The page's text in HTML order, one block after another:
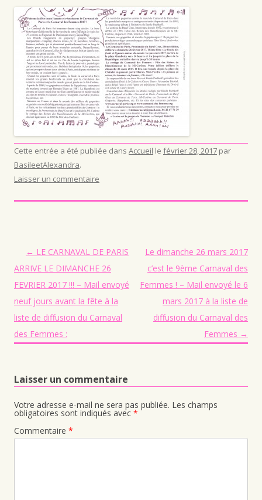
Cette entrée a été publiée dans Accueil le février 28, 2017 par
BasileetAlexandra.
Laisser un commentaire
Navigation des articles
← LE CARNAVAL DE PARIS
ARRIVE LE DIMANCHE 26
FEVRIER 2017 !!! – Mail envoyé
neuf jours avant la fête à la
liste de diffusion du Carnaval
des Femmes :
Le dimanche 26 mars 2017
c’est le 9ème Carnaval des
Femmes ! – Mail envoyé le 6
mars 2017 à la liste de
diffusion du Carnaval des
Femmes →
Laisser un commentaire
Votre adresse e-mail ne sera pas publiée. Les champs
obligatoires sont indiqués avec *
Commentaire *